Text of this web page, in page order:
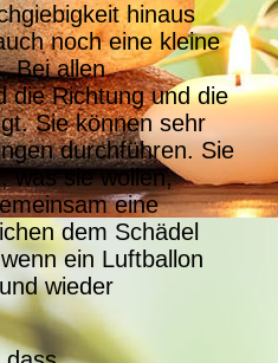
hinaus
noch eine kleine
Bei allen
die Richtung und die
Sie können sehr
durchführen. Sie
was sie wollen,
eine
dem Schädel
ein Luftballon
wieder